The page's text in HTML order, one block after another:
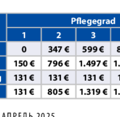
КП Испания
Kurorte aktuell
Маяк Португалии